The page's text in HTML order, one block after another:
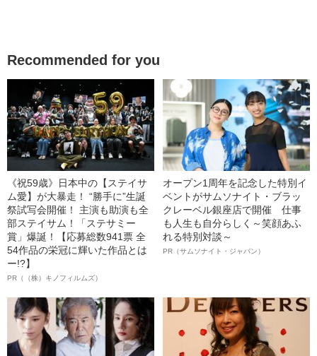
Recommended for you
《祝59歳》日本中の【ステイサ
ム愛】が大暴走！ “勝手に”生誕
祭試写会開催！ 主演も助演も全
部ステイサム！「ステサミー
賞」爆誕！【応募総数941票 全
54作品の栄冠に輝いた作品とは
ー!?】
PR（（株）キノフィルムズ）
オープン1周年を記念した特別イ
ベントがサムソナイト・ブラッ
クレーベル銀座店で開催 仕事
も人生も自分らしく～笑顔あふ
れる特別対談～
PR（サムソナイト・ジャパン）